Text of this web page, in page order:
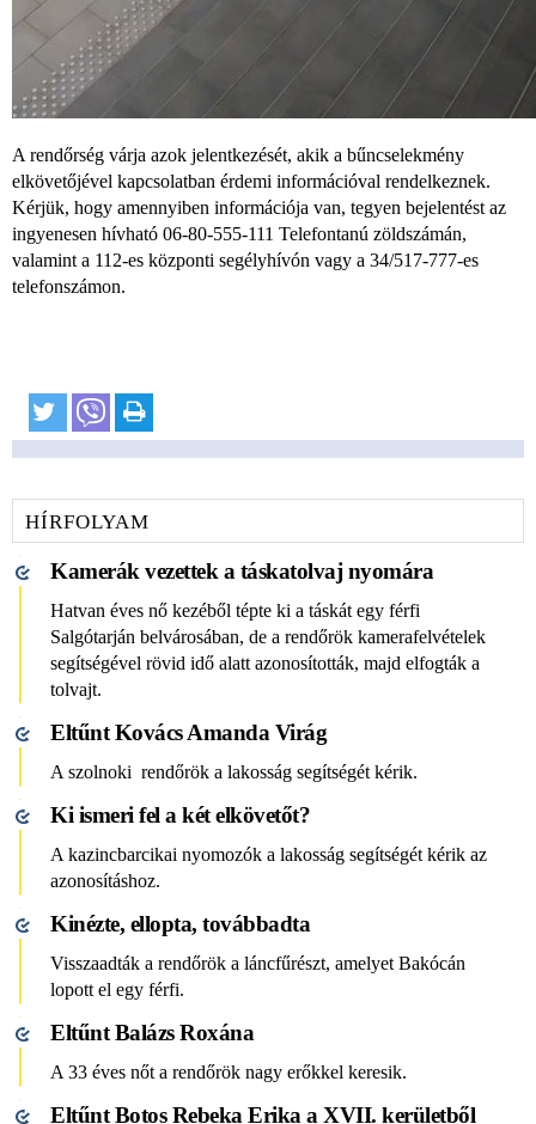
A rendőrség várja azok jelentkezését, akik a bűncselekmény
elkövetőjével kapcsolatban érdemi információval rendelkeznek.
Kérjük, hogy amennyiben információja van, tegyen bejelentést az
ingyenesen hívható 06-80-555-111 Telefontanú zöldszámán,
valamint a 112-es központi segélyhívón vagy a 34/517-777-es
telefonszámon.
HÍRFOLYAM
Kamerák vezettek a táskatolvaj nyomára
Hatvan éves nő kezéből tépte ki a táskát egy férfi
Salgótarján belvárosában, de a rendőrök kamerafelvételek
segítségével rövid idő alatt azonosították, majd elfogták a
tolvajt.
Eltűnt Kovács Amanda Virág
A szolnoki rendőrök a lakosság segítségét kérik.
Ki ismeri fel a két elkövetőt?
A kazincbarcikai nyomozók a lakosság segítségét kérik az
azonosításhoz.
Kinézte, ellopta, továbbadta
Visszaadták a rendőrök a láncfűrészt, amelyet Bakócán
lopott el egy férfi.
Eltűnt Balázs Roxána
A 33 éves nőt a rendőrök nagy erőkkel keresik.
Eltűnt Botos Rebeka Erika a XVII. kerületből